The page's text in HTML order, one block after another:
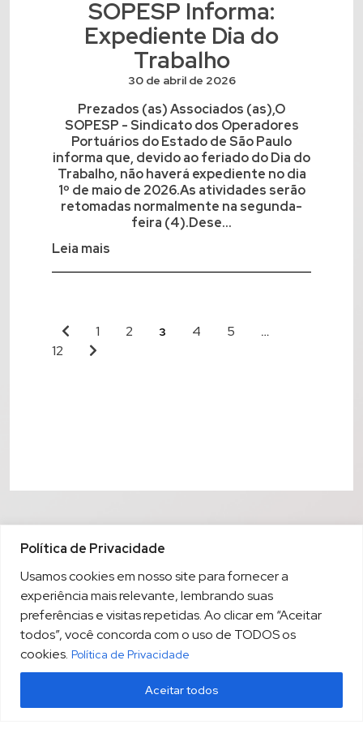
Política de Privacidade
Usamos cookies em nosso site para fornecer a
experiência mais relevante, lembrando suas
preferências e visitas repetidas. Ao clicar em “Aceitar
todos”, você concorda com o uso de TODOS os
cookies. Política de Privacidade
Aceitar todos
SOPESP Informa:
Expediente Dia do
Trabalho
30 de abril de 2026
Prezados (as) Associados (as),O
SOPESP - Sindicato dos Operadores
Portuários do Estado de São Paulo
informa que, devido ao feriado do Dia do
Trabalho, não haverá expediente no dia
1º de maio de 2026.As atividades serão
retomadas normalmente na segunda-
feira (4).Dese...
Leia mais
1 2 3 4 5 …
12